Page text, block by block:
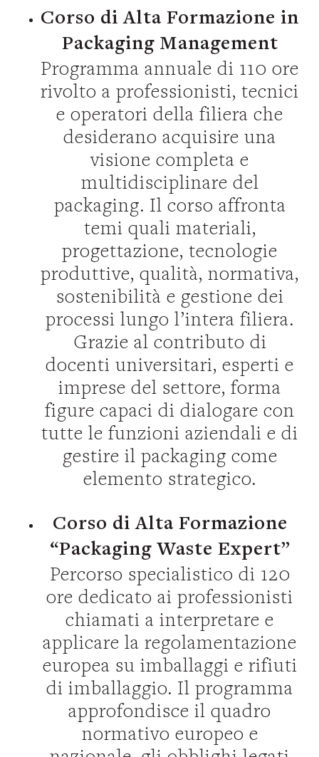
Corso di Alta Formazione in
Packaging Management
Programma annuale di 110 ore
rivolto a professionisti, tecnici
e operatori della filiera che
desiderano acquisire una
visione completa e
multidisciplinare del
packaging. Il corso affronta
temi quali materiali,
progettazione, tecnologie
produttive, qualità, normativa,
sostenibilità e gestione dei
processi lungo l’intera filiera.
Grazie al contributo di
docenti universitari, esperti e
imprese del settore, forma
figure capaci di dialogare con
tutte le funzioni aziendali e di
gestire il packaging come
elemento strategico.
Corso di Alta Formazione
“Packaging Waste Expert”
Percorso specialistico di 120
ore dedicato ai professionisti
chiamati a interpretare e
applicare la regolamentazione
europea su imballaggi e rifiuti
di imballaggio. Il programma
approfondisce il quadro
normativo europeo e